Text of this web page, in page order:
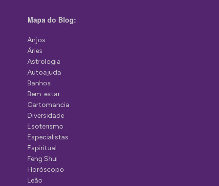
Mapa do Blog:
Anjos
Áries
Astrologia
Autoajuda
Banhos
Bem-estar
Cartomancia
Diversidade
Esoterismo
Especialistas
Espiritual
Feng Shui
Horóscopo
Leão